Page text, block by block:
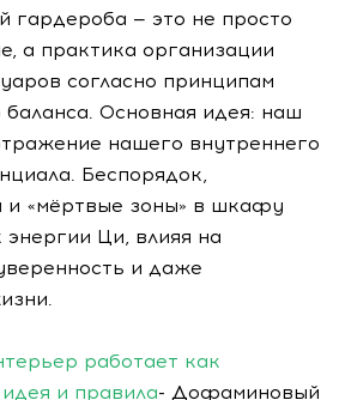
— это не просто
а практика организации
согласно принципам
баланса. Основная идея: наш
нашего внутреннего
Беспорядок,
«мёртвые зоны» в шкафу
Ци, влияя на
и даже
работает как
и правила- Дофаминовый